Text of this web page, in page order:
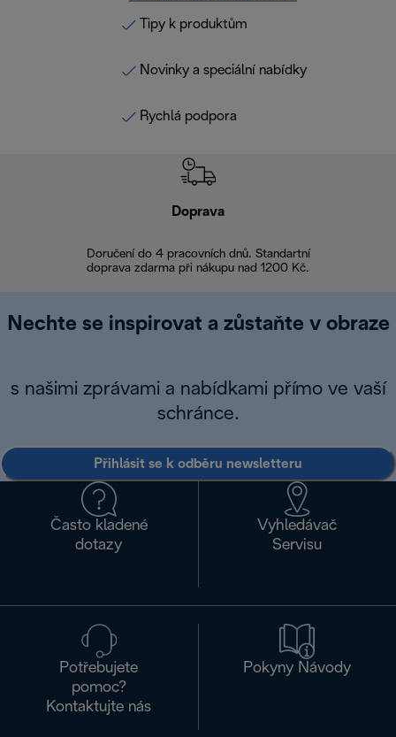
Tipy k produktům
Novinky a speciální nabídky
Rychlá podpora
Doprava
Doručení do 4 pracovních dnů. Standartní
doprava zdarma při nákupu nad 1200 Kč.
Nechte se inspirovat a zůstaňte v obraze
s našimi zprávami a nabídkami přímo ve vaší
schránce.
Přihlásit se k odběru newsletteru
Často kladené
dotazy
Vyhledávač
Servisu
Potřebujete
pomoc?
Kontaktujte nás
Pokyny Návody